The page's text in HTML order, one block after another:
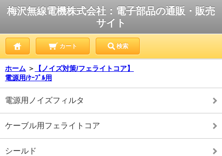
梅沢無線電機株式会社：電子部品の通販・販売
サイト
カート 検索
ホーム ＞
【ノイズ対策/フェライトコア】
電源用/ｹｰﾌﾞﾙ用
電源用ノイズフィルタ
ケーブル用フェライトコア
シールド